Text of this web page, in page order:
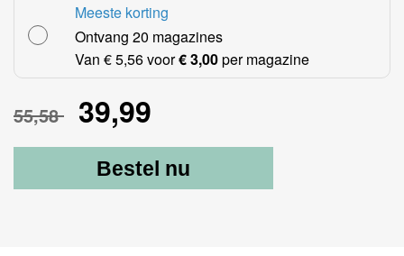
111,16
59,99
Meeste korting
Ontvang 20 magazines
Van € 5,56 voor€ 3,00per magazine
55,58 39,99
Bestel nu